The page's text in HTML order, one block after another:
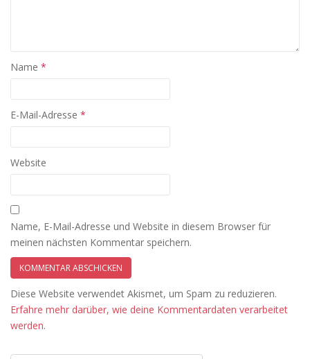
Name *
E-Mail-Adresse *
Website
Name, E-Mail-Adresse und Website in diesem Browser für
meinen nächsten Kommentar speichern.
Diese Website verwendet Akismet, um Spam zu reduzieren.
Erfahre mehr darüber, wie deine Kommentardaten verarbeitet
werden.